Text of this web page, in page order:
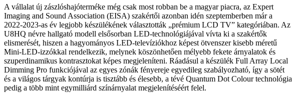
A vállalat új zászlóshajóterméke még csak most robban be a magyar piacra, az Expert
Imaging and Sound Association (EISA) szakértői azonban idén szeptemberben már a
2022-2023-as év legjobb készülékének választották „prémium LCD TV” kategóriában. Az
U8HQ névre hallgató modell elsősorban LED-technológiájával vívta ki a szakértők
elismerését, hiszen a hagyományos LED-televíziókhoz képest ötvenszer kisebb méretű
Mini-LED-izzókkal rendelkezik, melynek köszönhetően mélyebb fekete árnyalatok és
szuperdinamikus kontrasztokat képes megjeleníteni. Ráadásul a készülék Full Array Local
Dimming Pro funkciójával az egyes zónák fényereje egyedileg szabályozható, így a sötét
és a világos tárgyak kontúrja is tisztább és élesebb, a tévé Quantum Dot Colour technológia
pedig a több mint egymilliárd színárnyalat megjelenítéséért felel.